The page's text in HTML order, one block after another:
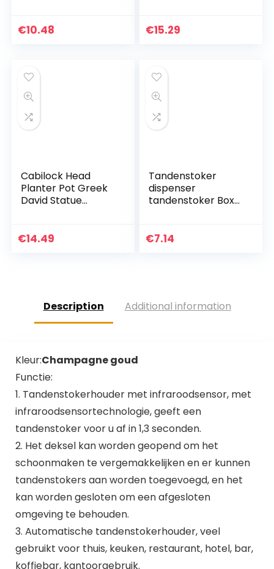
Buiten Picknicken
€10.48
Planter Face
€15.29
Cabilock Head
Planter Pot Greek
David Statue
Flower Vase
€14.49
Tandenstoker
dispenser
tandenstoker Box
tandenstoker
€7.14
Description Additional information
Kleur:Champagne goud
Functie:
1. Tandenstokerhouder met infraroodsensor, met
infraroodsensortechnologie, geeft een
tandenstoker voor u af in 1,3 seconden.
2. Het deksel kan worden geopend om het
schoonmaken te vergemakkelijken en er kunnen
tandenstokers aan worden toegevoegd, en het
kan worden gesloten om een ​​afgesloten
omgeving te behouden.
3. Automatische tandenstokerhouder, veel
gebruikt voor thuis, keuken, restaurant, hotel, bar,
koffiebar, kantoorgebruik.